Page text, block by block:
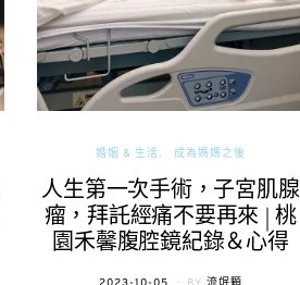
婚姻 & 生活 成為媽媽之後
人生第一次手術，子宮肌腺
瘤，拜託經痛不要再來 | 桃
園禾馨腹腔鏡紀錄＆心得